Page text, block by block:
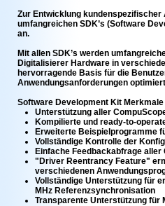
Zur Entwicklung kundenspezifischer
umfangreichen SDK’s (Software
an.
Mit allen SDK’s werden
Digitalisierer Hardware in
hervorragende Basis für die
Anwendungsanforderungen
Software Development Kit Merkmale
Unterstützung aller
Kompilierte und ready-to-
Erweiterte Beispielprogramme
Vollständige Kontrolle der
Einfache Feedbackabfrage
"Driver Reentrancy Feature"
verschiedenen
Vollständige Unterstützung für
MHz Referenzsynchronisation
Transparente Unterstützung für